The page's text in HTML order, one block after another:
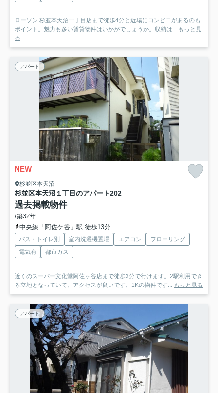
ローソン 杉並本天沼一丁目店まで徒歩4分と近場にコンビニがあるのも
ポイント。魅力も多い賃貸物件はいかがでしょうか。収納は...
もっと見
る
アパート
NEW
杉並区本天沼
杉並区本天沼１丁目のアパート202
過去掲載物件
/築32年
中央線「阿佐ケ谷」駅 徒歩13分
バス・トイレ別 室内洗濯機置場 エアコン
フローリング
電気有
都市ガス
近くのスーパー文化堂阿佐ヶ谷店まで徒歩3分で行けます。2駅利用でき
る立地となっていて、アクセスが良いです。1Kの物件です...
もっと見る
アパート